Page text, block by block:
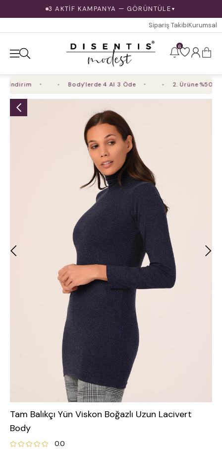
3 AKTİF KAMPANYA — GÖRÜNTÜLE ▼
Sipariş TakibiKurumsal
6
İndirim Body'lerde 4 Al 3 Öde 2. Ürüne %50
Tam Balıkçı Yün Viskon Boğazlı Uzun Lacivert
Body
0.0